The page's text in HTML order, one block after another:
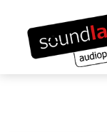
überspringen
Inhalt
springen